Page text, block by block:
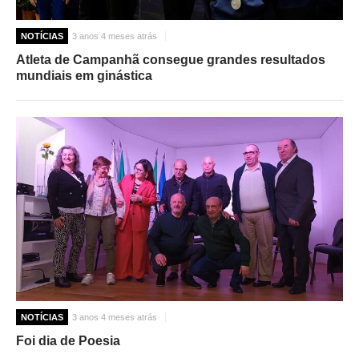
NOTÍCIAS 3 anos 4 meses atrás
Atleta de Campanhã consegue grandes resultados
mundiais em ginástica
NOTÍCIAS 3 anos 4 meses atrás
Foi dia de Poesia